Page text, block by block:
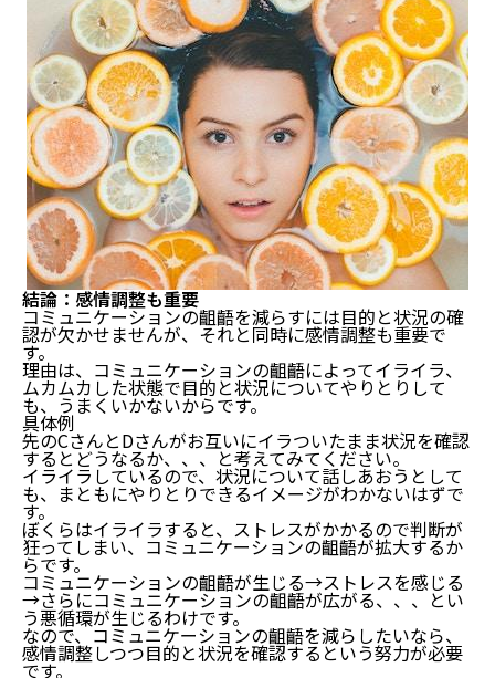
結論：感情調整も重要
コミュニケーションの齟齬を減らすには目的と状況の確
認が欠かせませんが、それと同時に感情調整も重要で
す。
理由は、コミュニケーションの齟齬によってイライラ、
ムカムカした状態で目的と状況についてやりとりして
も、うまくいかないからです。
具体例
先のCさんとDさんがお互いにイラついたまま状況を確認
するとどうなるか、、、と考えてみてください。
イライラしているので、状況について話しあおうとして
も、まともにやりとりできるイメージがわかないはずで
す。
ぼくらはイライラすると、ストレスがかかるので判断が
狂ってしまい、コミュニケーションの齟齬が拡大するか
らです。
コミュニケーションの齟齬が生じる→ストレスを感じる
→さらにコミュニケーションの齟齬が広がる、、、とい
う悪循環が生じるわけです。
なので、コミュニケーションの齟齬を減らしたいなら、
感情調整しつつ目的と状況を確認するという努力が必要
です。
コミュニケーションの齟齬を減らすポイントは2ある
結論：目的と状況
その①：目的